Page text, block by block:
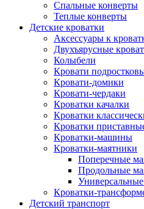
Спальные конверты
Теплые конверты
Детские кроватки
Аксессуары к
Двухъярусные
Колыбели
Кровати
Кровати-домики
Кровати-чердаки
Кроватки качалки
Кроватки
Кроватки
Кроватки-машины
Кроватки-маятники
Поперечные
Продольные
Кроватки-
Детский транспорт